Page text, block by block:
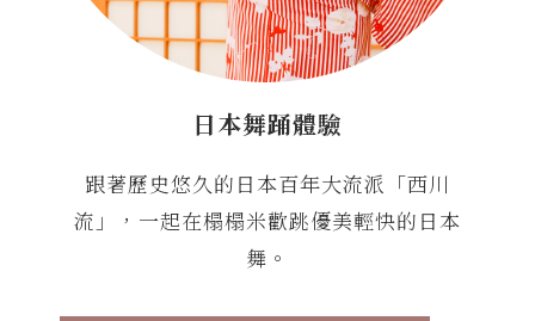
日本舞踊體驗
跟著歷史悠久的日本百年大流派「西川
流」，一起在榻榻米歡跳優美輕快的日本
舞。